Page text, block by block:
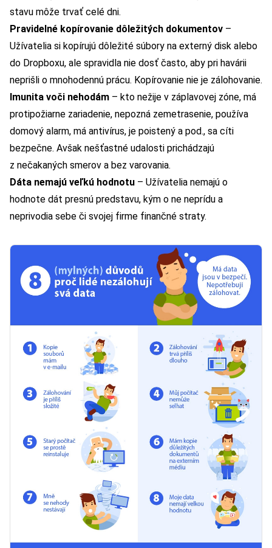
stavu môže trvať celé dni.
Pravidelné kopírovanie dôležitých dokumentov –
Užívatelia si kopírujú dôležité súbory na externý disk alebo
do Dropboxu, ale spravidla nie dosť často, aby pri havárii
neprišli o mnohodennú prácu. Kopírovanie nie je zálohovanie.
Imunita voči nehodám – kto nežije v záplavovej zóne, má
protipožiarne zariadenie, nepozná zemetrasenie, používa
domový alarm, má antivírus, je poistený a pod., sa cíti
bezpečne. Avšak nešťastné udalosti prichádzajú
z nečakaných smerov a bez varovania.
Dáta nemajú veľkú hodnotu – Užívatelia nemajú o
hodnote dát presnú predstavu, kým o ne neprídu a
neprivodia sebe či svojej firme finančné straty.